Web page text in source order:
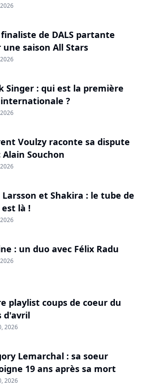
de DALS partante
une saison All Stars
Singer : qui est la première
?
Voulzy raconte sa dispute
Alain Souchon
Larsson et Shakira : le tube de
là !
: un duo avec Félix Radu
playlist coups de coeur du
d'avril
2026
Lemarchal : sa soeur
19 ans après sa mort
2026